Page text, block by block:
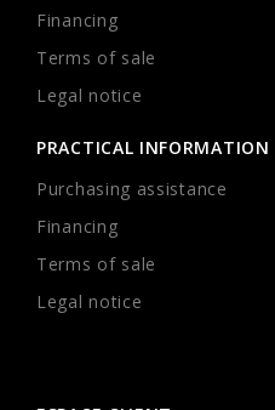
Financing
Terms of sale
Legal notice
PRACTICAL INFORMATION
Purchasing assistance
Financing
Terms of sale
Legal notice